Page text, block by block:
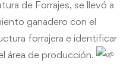
de Forrajes, se llevó a
ganadero con el
forrajera e identificar
área de producción.